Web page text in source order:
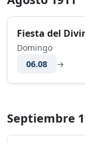
Fiesta del
Domingo
06.08
→
Septiembre